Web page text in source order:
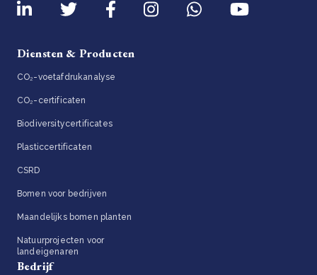
Diensten & Producten
CO₂-voetafdrukanalyse
CO₂-certificaten
Biodiversitycertificates
Plasticcertificaten
CSRD
Bomen voor bedrijven
Maandelijks bomen planten
Natuurprojecten voor
landeigenaren
Bedrijf